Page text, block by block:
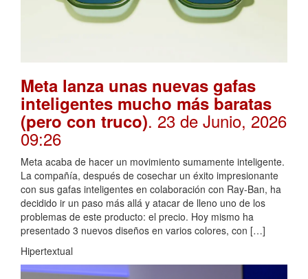
Meta lanza unas nuevas gafas
inteligentes mucho más baratas
(pero con truco). 23 de Junio, 2026
09:26
Meta acaba de hacer un movimiento sumamente inteligente.
La compañía, después de cosechar un éxito impresionante
con sus gafas inteligentes en colaboración con Ray-Ban, ha
decidido ir un paso más allá y atacar de lleno uno de los
problemas de este producto: el precio. Hoy mismo ha
presentado 3 nuevos diseños en varios colores, con […]
Hipertextual